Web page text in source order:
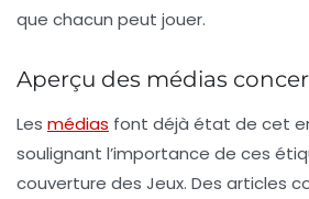
que chacun peut jouer.
Aperçu des médias
Les médias font déjà état de cet
soulignant l’importance de ces
couverture des Jeux. Des articles